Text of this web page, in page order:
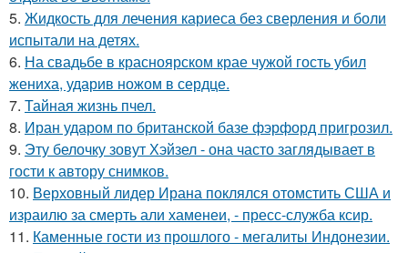
5. Жидкость для лечения кариеса без сверления и боли
испытали на детях.
6. На свадьбе в красноярском крае чужой гость убил
жениха, ударив ножом в сердце.
7. Тайная жизнь пчел.
8. Иран ударом по британской базе фэрфорд пригрозил.
9. Эту белочку зовут Хэйзел - она часто заглядывает в
гости к автору снимков.
10. Верховный лидер Ирана поклялся отомстить США и
израилю за смерть али хаменеи, - пресс-служба ксир.
11. Каменные гости из прошлого - мегалиты Индонезии.